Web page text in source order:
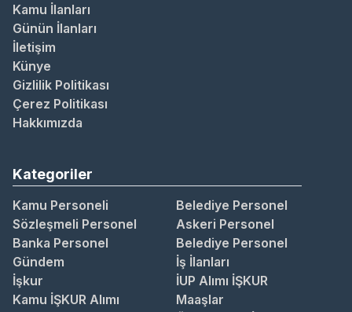
Kamu İlanları
Günün İlanları
İletişim
Künye
Gizlilik Politikası
Çerez Politikası
Hakkımızda
Kategoriler
Kamu Personeli
Belediye Personel
Sözleşmeli Personel
Askeri Personel
Banka Personel
Belediye Personel
Gündem
İş İlanları
İşkur
İUP Alımı İŞKUR
Kamu İŞKUR Alımı
Maaşlar